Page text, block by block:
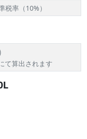
税率（10%）
て算出されます